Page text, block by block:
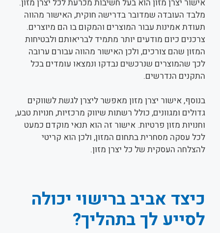
אישור יצרן מזון הוא בעל חשיבות מכרעת לכל יצרן מזון.
מלבד העובדה שמדובר בדרישה חוקית, האישור מהווה
תעודת אמינות עבור המוצרים והמקום בו הם מיוצרים.
צרכנים כיום מודעים יותר מתמיד לבריאותם ולבטיחות
המזון שהם צורכים, ולכן האישור מהווה עבורם ערובה
לכך שהמוצרים שנרכשים נבדקו ונמצאו עומדים בכל
התקנים הנדרשים.
בנוסף, אישור יצרן מזון מאפשר ליצרן לגשת לשווקים
גדולים ומגוונים, כולל רשתות שיווק מרכזיות, חנויות טבע,
וחנויות מזון פרטיות. אישור זה הוא תנאי מוקדם כמעט
לכל עסקה מסחרית בתחום המזון, ולכן הוא קריטי
להצלחה העסקית של כל יצרן מזון.
כיצד אביב ברישוי יכולה
לסייע לך בתהליך?